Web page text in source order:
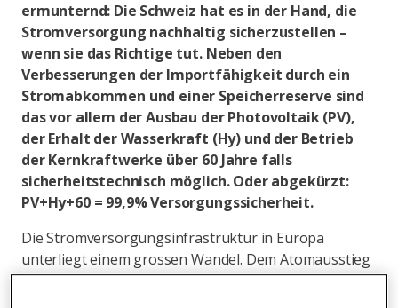
ermunternd: Die Schweiz hat es in der Hand, die
Stromversorgung nachhaltig sicherzustellen –
wenn sie das Richtige tut. Neben den
Verbesserungen der Importfähigkeit durch ein
Stromabkommen und einer Speicherreserve sind
das vor allem der Ausbau der Photovoltaik (PV),
der Erhalt der Wasserkraft (Hy) und der Betrieb
der Kernkraftwerke über 60 Jahre falls
sicherheitstechnisch möglich. Oder abgekürzt:
PV+Hy+60 = 99,9% Versorgungssicherheit.
Die Stromversorgungsinfrastruktur in Europa
unterliegt einem grossen Wandel. Dem Atomausstieg
in Deutschland im Jahr 2022 folgt schrittweise der